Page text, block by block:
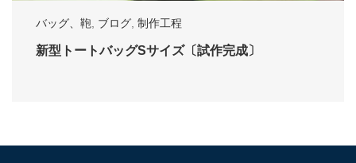
バッグ、鞄, ブログ, 制作工程
新型トートバッグSサイズ〔試作完成〕